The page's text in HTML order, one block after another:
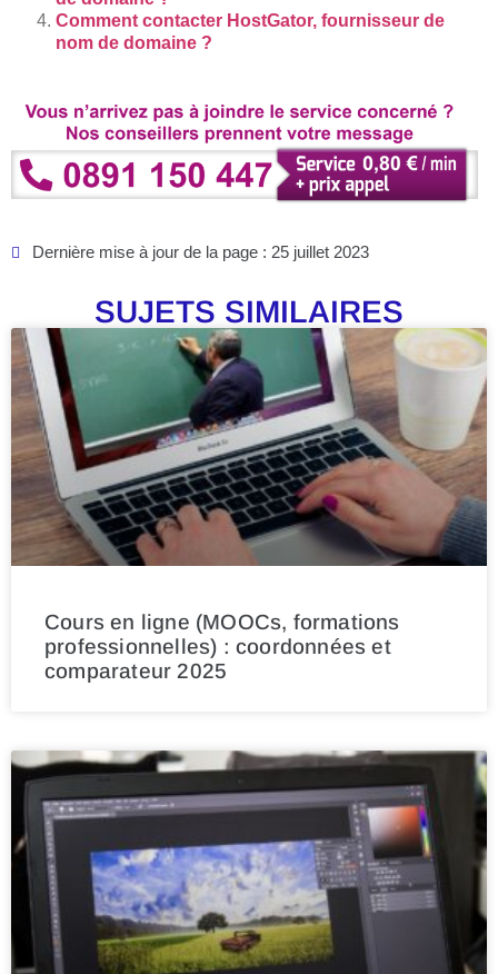
Comment contacter HostGator, fournisseur de
nom de domaine ?
Dernière mise à jour de la page : 25 juillet 2023
SUJETS SIMILAIRES
Cours en ligne (MOOCs, formations
professionnelles) : coordonnées et
comparateur 2025